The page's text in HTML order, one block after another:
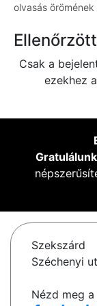
olvasás
Csak a
ezekhez
Szekszárd
Széchenyi
Nézd meg